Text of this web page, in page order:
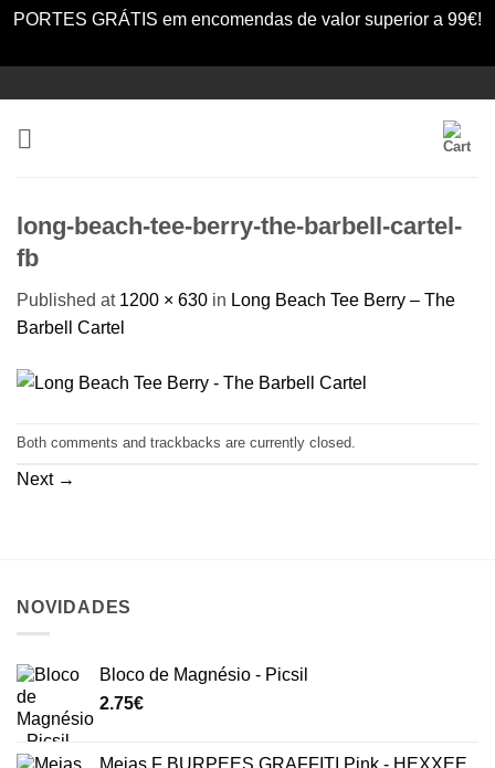
PORTES GRÁTIS em encomendas de valor superior a 99€!
content
long-beach-tee-berry-the-barbell-cartel-
fb
Published at 1200 × 630 in Long Beach Tee Berry – The
Barbell Cartel
Both comments and trackbacks are currently closed.
Next →
NOVIDADES
Bloco de Magnésio - Picsil
2.75€
Meias F BURPEES GRAFFITI Pink - HEXXEE